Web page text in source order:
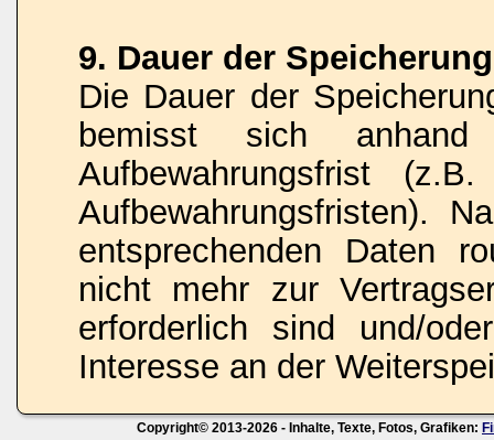
9. Dauer der
Die Dauer der
bemisst sich anhand
Aufbewahrungsfrist
Aufbewahrungsfristen).
entsprechenden Daten
nicht mehr zur
erforderlich sind und/
Interesse an der
Copyright© 2013-2026 - Inhalte, Texte, Fotos, Grafiken: